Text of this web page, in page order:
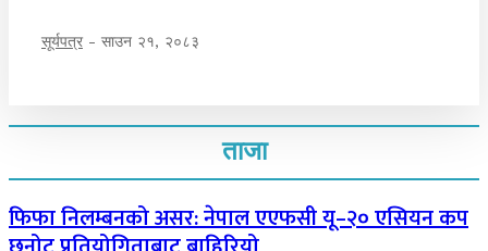
सूर्यपत्र - साउन २१, २०८३
ताजा
फिफा निलम्बनको असर: नेपाल एएफसी यू–२० एसियन कप